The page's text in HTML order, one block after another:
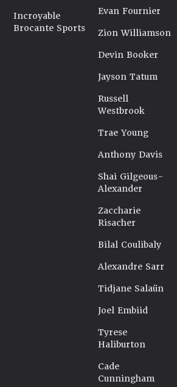
Incroyable
Brocante Sports
Evan Fournier
Zion Williamson
Devin Booker
Jayson Tatum
Russell
Westbrook
Trae Young
Anthony Davis
Shai Gilgeous-
Alexander
Zaccharie
Risacher
Bilal Coulibaly
Alexandre Sarr
Tidjane Salaün
Joel Embiid
Tyrese
Haliburton
Cade
Cunningham